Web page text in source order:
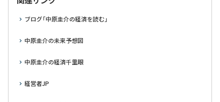
ブログ「中原圭介の経済を読む」
中原圭介の未来予想図
中原圭介の経済千里眼
経営者JP